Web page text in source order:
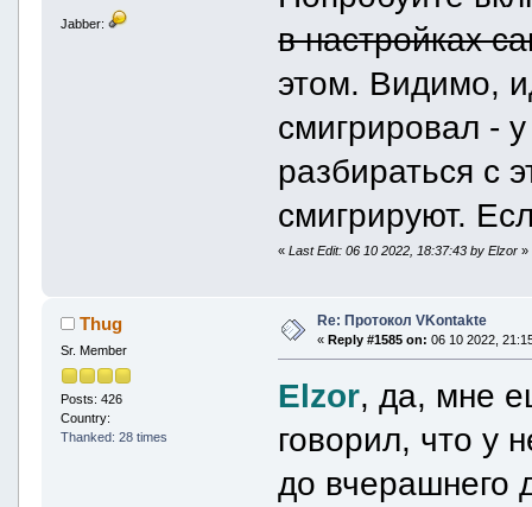
Jabber:
в настройках
этом. Видимо,
смигрировал -
разбираться с
смигрируют.
«Last Edit: 06 10 2022, 18:37:43 by Elzor »
Thug
Sr. Member
Posts: 426
Country:
Thanked: 28 times
Re: Протокол VKontakte
« Reply #1585 on: 06 10 2022,
Elzor, да, мне
говорил, что у
до вчерашнего